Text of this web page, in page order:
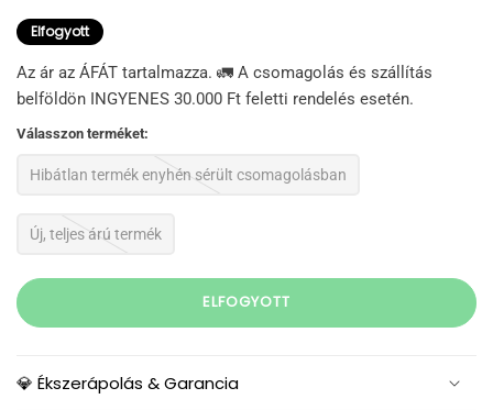
Elfogyott
Az ár az ÁFÁT tartalmazza. 🚛 A csomagolás és szállítás
belföldön INGYENES 30.000 Ft feletti rendelés esetén.
Válasszon terméket:
Hibátlan termék enyhén sérült csomagolásban
Új, teljes árú termék
ELFOGYOTT
💎 Ékszerápolás & Garancia